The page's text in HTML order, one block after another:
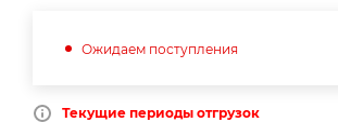
Ожидаем поступления
Текущие периоды отгрузок